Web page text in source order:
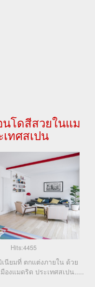
โดสีสวยในแม
ทศสเปน
Hits:4455
นียมที่ ตกแต่งภายใน ด้วย
องแมดริด ประเทศสเปน.....